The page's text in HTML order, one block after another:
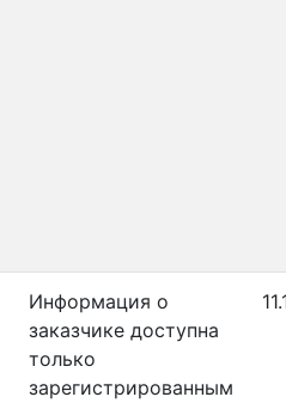
Информация о
заказчике доступна
только
зарегистрированным